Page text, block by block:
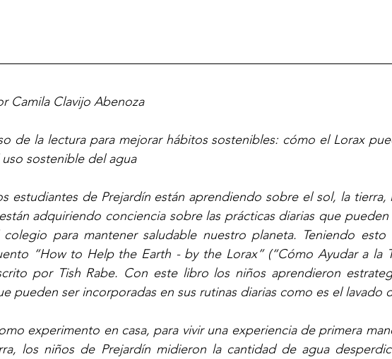
Camila Clavijo Abenoza
de la lectura para mejorar hábitos sostenibles: cómo el Lorax
uso sostenible del agua
estudiantes de Prejardín están aprendiendo sobre el sol, la tierra,
adquiriendo conciencia sobre las prácticas diarias que
colegio para mantener saludable nuestro planeta. Teniendo
“How to Help the Earth - by the Lorax” (“Cómo Ayudar a la
por Tish Rabe. Con este libro los niños aprendieron
pueden ser incorporadas en sus rutinas diarias como es el lavado
experimento en casa, para vivir una experiencia de primera
los niños de Prejardín midieron la cantidad de agua